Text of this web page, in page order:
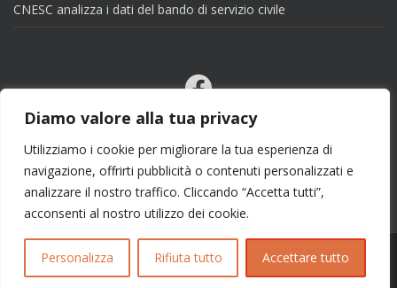
Diamo valore alla tua privacy
Utilizziamo i cookie per migliorare la tua esperienza di
navigazione, offrirti pubblicità o contenuti personalizzati e
analizzare il nostro traffico. Cliccando “Accetta tutti”,
acconsenti al nostro utilizzo dei cookie.
Personalizza Rifiuta tutto Accettare tutto
CNESC analizza i dati del bando di servizio civile
Facebook
Email
X
Copyright 2025 | info@esseciblog.it | Tema perColorlibDisegnato da
WordPress